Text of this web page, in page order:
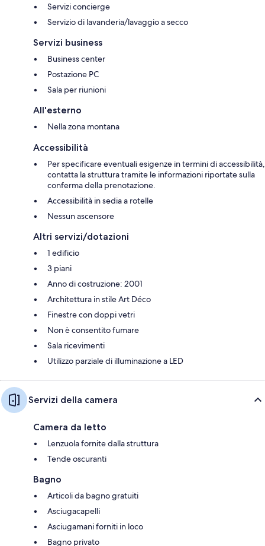
Servizi concierge
Servizio di lavanderia/lavaggio a secco
Servizi business
Business center
Postazione PC
Sala per riunioni
All'esterno
Nella zona montana
Accessibilità
Per specificare eventuali esigenze in termini di accessibilità,
contatta la struttura tramite le informazioni riportate sulla
conferma della prenotazione.
Accessibilità in sedia a rotelle
Nessun ascensore
Altri servizi/dotazioni
1 edificio
3 piani
Anno di costruzione: 2001
Architettura in stile Art Déco
Finestre con doppi vetri
Non è consentito fumare
Sala ricevimenti
Utilizzo parziale di illuminazione a LED
Servizi della camera
Camera da letto
Lenzuola fornite dalla struttura
Tende oscuranti
Bagno
Articoli da bagno gratuiti
Asciugacapelli
Asciugamani forniti in loco
Bagno privato